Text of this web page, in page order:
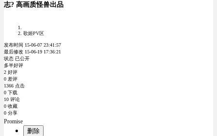
志? 高画质怪兽出品
歌姬PV区
发布时间 15-06-07 23:41:57
最后修改 15-06-19 17:36:21
状态 已公开
多半好评
2 好评
0 差评
1366 点击
0 下载
10 评论
0 收藏
0 分享
Promise
删除